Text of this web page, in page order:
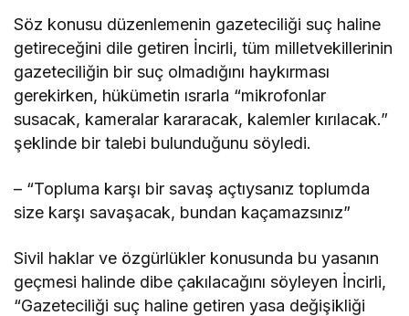
Söz konusu düzenlemenin gazeteciliği suç haline
getireceğini dile getiren İncirli, tüm milletvekillerinin
gazeteciliğin bir suç olmadığını haykırması
gerekirken, hükümetin ısrarla “mikrofonlar
susacak, kameralar kararacak, kalemler kırılacak.”
şeklinde bir talebi bulunduğunu söyledi.
– “Topluma karşı bir savaş açtıysanız toplumda
size karşı savaşacak, bundan kaçamazsınız”
Sivil haklar ve özgürlükler konusunda bu yasanın
geçmesi halinde dibe çakılacağını söyleyen İncirli,
“Gazeteciliği suç haline getiren yasa değişikliği